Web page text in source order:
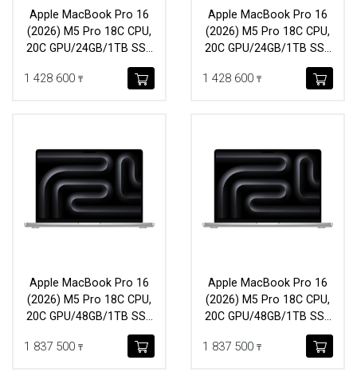
Apple MacBook Pro 16
(2026) M5 Pro 18C CPU,
20C GPU/24GB/1TB SSD
1 428 600 ₸
Apple MacBook Pro 16
(2026) M5 Pro 18C CPU,
20C GPU/24GB/1TB SSD
(MGEA4) Space Black
1 428 600 ₸
Apple MacBook Pro 16
(2026) M5 Pro 18C CPU,
20C GPU/48GB/1TB SSD
(MGEC4) Space Black
1 837 500 ₸
Apple MacBook Pro 16
(2026) M5 Pro 18C CPU,
20C GPU/48GB/1TB SSD
1 837 500 ₸